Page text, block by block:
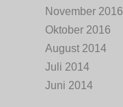
November 2016
Oktober 2016
August 2014
Juli 2014
Juni 2014